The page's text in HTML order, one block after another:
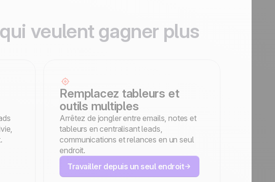
qui veulent gagner plus
Remplacez tableurs et
outils multiples
Arrêtez de jongler entre emails, notes et
tableurs en centralisant leads,
communications et relances en un seul
endroit.
Travailler depuis un seul endroit